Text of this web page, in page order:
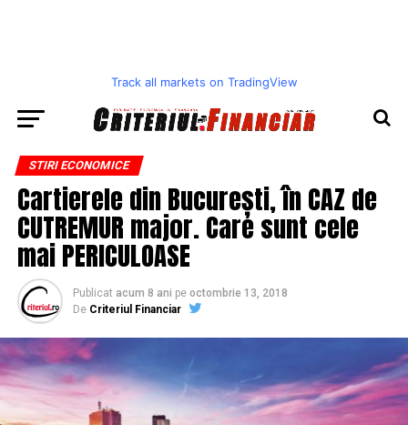
Track all markets on TradingView
STIRI ECONOMICE
Cartierele din București, în CAZ de
CUTREMUR major. Care sunt cele
mai PERICULOASE
Publicat acum 8 ani pe octombrie 13, 2018
De Criteriul Financiar